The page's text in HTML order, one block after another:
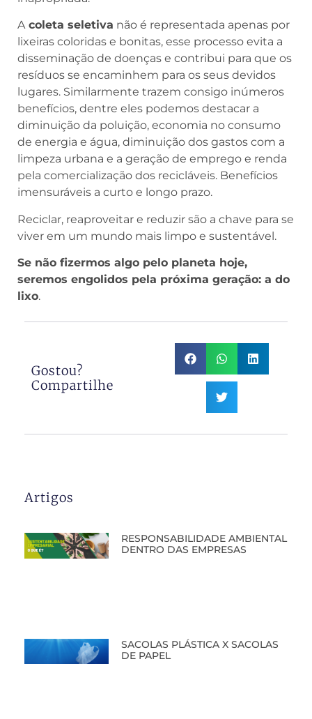
Acoleta seletiva não é representada apenas por
lixeiras coloridas e bonitas, esse processo evita a
disseminação de doenças e contribui para que os
resíduos se encaminhem para os seus devidos
lugares. Similarmente trazem consigo inúmeros
benefícios, dentre eles podemos destacar a
diminuição da poluição, economia no consumo
de energia e água, diminuição dos gastos com a
limpeza urbana e a geração de emprego e renda
pela comercialização dos recicláveis. Benefícios
imensuráveis a curto e longo prazo.
Reciclar, reaproveitar e reduzir são a chave para se
viver em um mundo mais limpo e sustentável.
Se não fizermos algo pelo planeta hoje,
seremos engolidos pela próxima geração: a do
lixo.
Gostou?
Compartilhe
Artigos
RESPONSABILIDADE AMBIENTAL
DENTRO DAS EMPRESAS
SACOLAS PLÁSTICA X SACOLAS
DE PAPEL